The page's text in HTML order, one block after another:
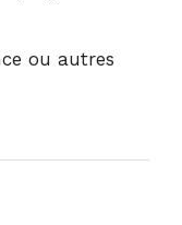
ou autres